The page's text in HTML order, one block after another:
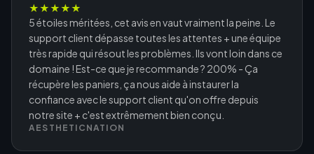
★★★★★
5 étoiles méritées, cet avis en vaut vraiment la peine. Le
support client dépasse toutes les attentes + une équipe
très rapide qui résout les problèmes. Ils vont loin dans ce
domaine ! Est-ce que je recommande ? 200% - Ça
récupère les paniers, ça nous aide à instaurer la
confiance avec le support client qu'on offre depuis
notre site + c'est extrêmement bien conçu.
AESTHETICNATION